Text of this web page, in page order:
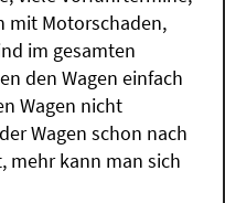
mit Motorschaden,
im gesamten
den Wagen einfach
Wagen nicht
Wagen schon nach
mehr kann man sich